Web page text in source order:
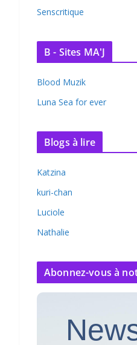
Senscritique
B - Sites MA'J
Blood Muzik
Luna Sea for ever
Blogs à lire
Katzina
kuri-chan
Luciole
Nathalie
Abonnez-vous à